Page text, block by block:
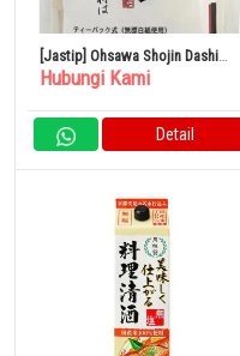
[Jastip] Ohsawa Shojin Dashi
70g (7g x 10 tas)
Hubungi Kami
Detail